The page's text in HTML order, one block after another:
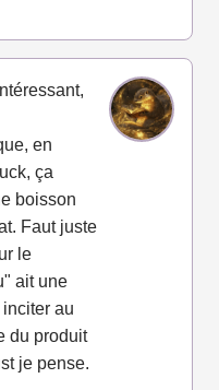
en
ça
boisson
Faut juste
le
ait une
au
du produit
je pense.